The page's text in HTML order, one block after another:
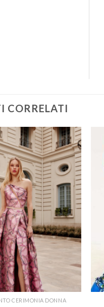
CORRELATI
CERIMONIA DONNA